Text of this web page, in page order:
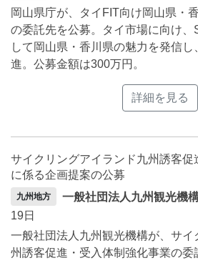
岡山県庁が、タイFIT向け岡山県・
の委託先を公募。タイ市場に向け、
して岡山県・香川県の魅力を発信
進。公募金額は300万円。
詳細を見る
サイクリングアイランド九州誘客促
に係る企画提案の公募
九州地方 一般社団法人九州観光機
19日
一般社団法人九州観光機構が、サ
州誘客促進・受入体制強化事業の委